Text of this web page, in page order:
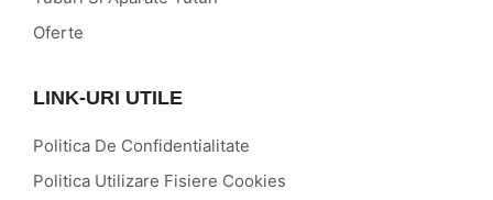
Oferte
LINK-URI UTILE
Politica De Confidentialitate
Politica Utilizare Fisiere Cookies